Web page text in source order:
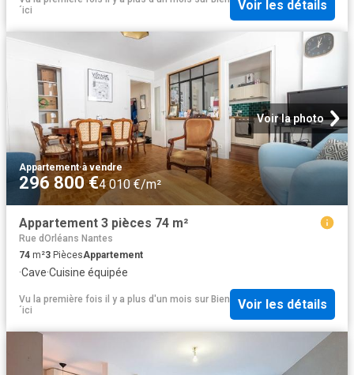
´ici
Voir les détails
Voir la photo
Appartement·à vendre
296 800 €4 010 €/m²
Appartement 3 pièces 74 m²
Rue dOrléans Nantes
74 m²3 PiècesAppartement
·Cave·Cuisine équipée
Vu la première fois il y a plus d'un mois sur Bien
´ici
Voir les détails